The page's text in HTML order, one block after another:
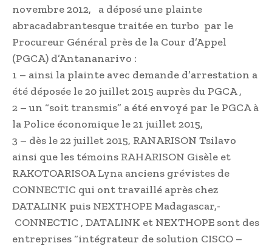
novembre 2012, a déposé une plainte
abracadabrantesque traitée en turbo par le
Procureur Général près de la Cour d’Appel
(PGCA) d’Antananarivo :
1 – ainsi la plainte avec demande d’arrestation a
été déposée le 20 juillet 2015 auprès du PGCA ,
2 – un “soit transmis” a été envoyé par le PGCA à
la Police économique le 21 juillet 2015,
3 – dès le 22 juillet 2015, RANARISON Tsilavo
ainsi que les témoins RAHARISON Gisèle et
RAKOTOARISOA Lyna anciens grévistes de
CONNECTIC qui ont travaillé après chez
DATALINK puis NEXTHOPE Madagascar,-
CONNECTIC , DATALINK et NEXTHOPE sont des
entreprises “intégrateur de solution CISCO –